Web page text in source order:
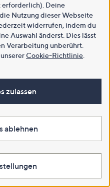
erforderlich). Deine
Nutzung dieser Webseite
widerrufen, indem du
Auswahl änderst. Dies lässt
Verarbeitung unberührt.
Cookie-Richtlinie
zulassen
ablehnen